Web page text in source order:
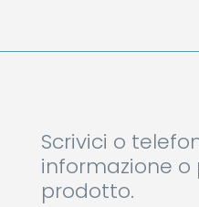
Scrivici o
informazione o
prodotto.